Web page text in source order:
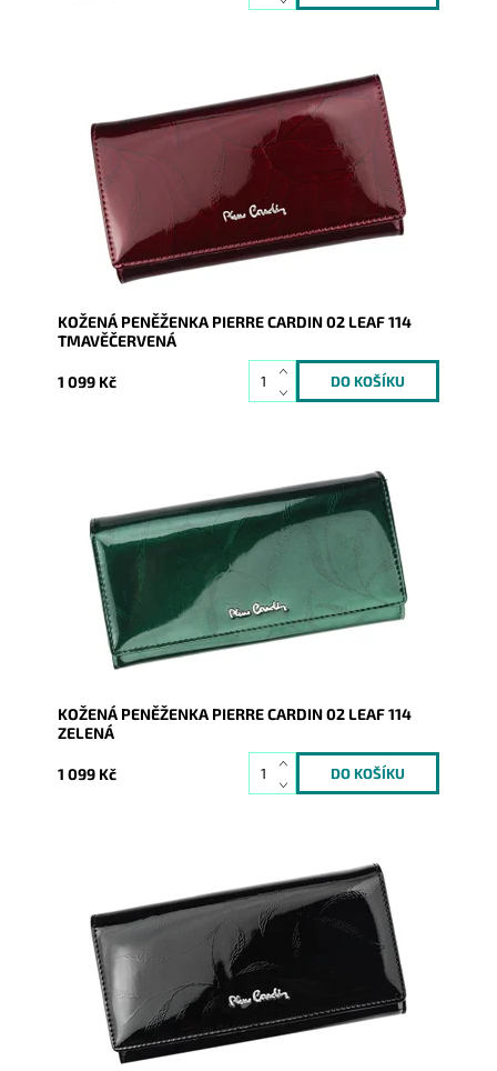
Velmi luxusní kožená peněženka známé značky Pierre
Cardin z velmi příjemné kůže je nezbytným...
Dostupnost:
Značka:
Pierre Cardin
Záruka:
2 roky
KOŽENÁ PENĚŽENKA PIERRE CARDIN 02 LEAF 114
TMAVĚČERVENÁ
1 099 Kč
Velmi luxusní kožená peněženka známé značky Pierre
Cardin z velmi příjemné kůže je nezbytným doplňkem
každé...
Dostupnost:
Značka:
Pierre Cardin
Záruka:
2 roky
KOŽENÁ PENĚŽENKA PIERRE CARDIN 02 LEAF 114
ZELENÁ
1 099 Kč
Velmi luxusní kožená peněženka známé značky Pierre
Cardin z velmi příjemné kůže je nezbytným doplňkem
každé...
Dostupnost:
Skladem
Značka:
Pierre Cardin
Záruka:
2 roky